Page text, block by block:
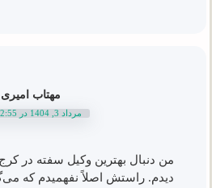
مهتاب امیری
مرداد 3, 1404 در 2:55 ق.ظ
من دنبال بهترین وکیل سفته در کرج
دیدم. راستش اصلاً نفهمیدم که